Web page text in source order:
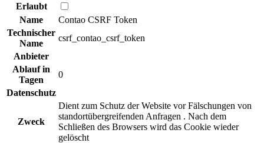
Erlaubt
Name
Contao CSRF Token
Technischer
Name
csrf_contao_csrf_token
Anbieter
Ablauf in
Tagen
0
Datenschutz
Zweck
Dient zum Schutz der Website vor Fälschungen von
standortübergreifenden Anfragen . Nach dem
Schließen des Browsers wird das Cookie wieder
gelöscht